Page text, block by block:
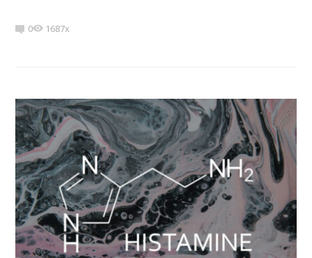
0 1687x